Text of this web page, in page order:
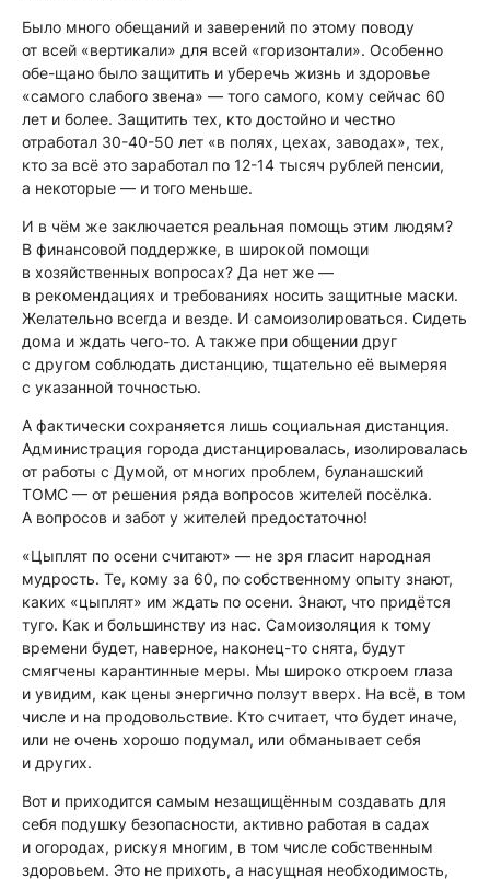
Было много обещаний и заверений по этому поводу
от всей «вертикали» для всей «горизонтали». Особенно
обе-щано было защитить и уберечь жизнь и здоровье
«самого слабого звена» — того самого, кому сейчас 60
лет и более. Защитить тех, кто достойно и честно
отработал 30-40-50 лет «в полях, цехах, заводах», тех,
кто за всё это заработал по 12-14 тысяч рублей пенсии,
а некоторые — и того меньше.
И в чём же заключается реальная помощь этим людям?
В финансовой поддержке, в широкой помощи
в хозяйственных вопросах? Да нет же —
в рекомендациях и требованиях носить защитные маски.
Желательно всегда и везде. И самоизолироваться. Сидеть
дома и ждать чего-то. А также при общении друг
с другом соблюдать дистанцию, тщательно её вымеряя
с указанной точностью.
А фактически сохраняется лишь социальная дистанция.
Администрация города дистанцировалась, изолировалась
от работы с Думой, от многих проблем, буланашский
ТОМС — от решения ряда вопросов жителей посёлка.
А вопросов и забот у жителей предостаточно!
«Цыплят по осени считают» — не зря гласит народная
мудрость. Те, кому за 60, по собственному опыту знают,
каких «цыплят» им ждать по осени. Знают, что придётся
туго. Как и большинству из нас. Самоизоляция к тому
времени будет, наверное, наконец-то снята, будут
смягчены карантинные меры. Мы широко откроем глаза
и увидим, как цены энергично ползут вверх. На всё, в том
числе и на продовольствие. Кто считает, что будет иначе,
или не очень хорошо подумал, или обманывает себя
и других.
Вот и приходится самым незащищённым создавать для
себя подушку безопасности, активно работая в садах
и огородах, рискуя многим, в том числе собственным
здоровьем. Это не прихоть, а насущная необходимость,